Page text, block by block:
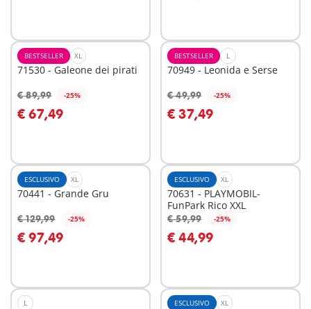
BESTSELLER XL
71530 - Galeone dei pirati
€ 89,99 -25%
€ 67,49
Aggiungi al carrello
BESTSELLER L
70949 - Leonida e Serse
€ 49,99 -25%
€ 37,49
Aggiungi al carrello
ESCLUSIVO XL
70441 - Grande Gru
€ 129,99 -25%
€ 97,49
Aggiungi al carrello
ESCLUSIVO XL
70631 - PLAYMOBIL-
FunPark Rico XXL
€ 59,99 -25%
€ 44,99
Aggiungi al carrello
L ESCLUSIVO XL